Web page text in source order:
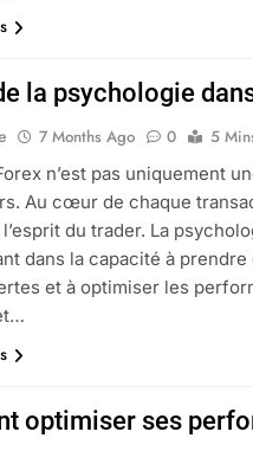
la psychologie
7 Months Ago 0
5
n’est pas uniquement
Au cœur de chaque
du trader. La
dans la capacité à
et à optimiser les
optimiser ses